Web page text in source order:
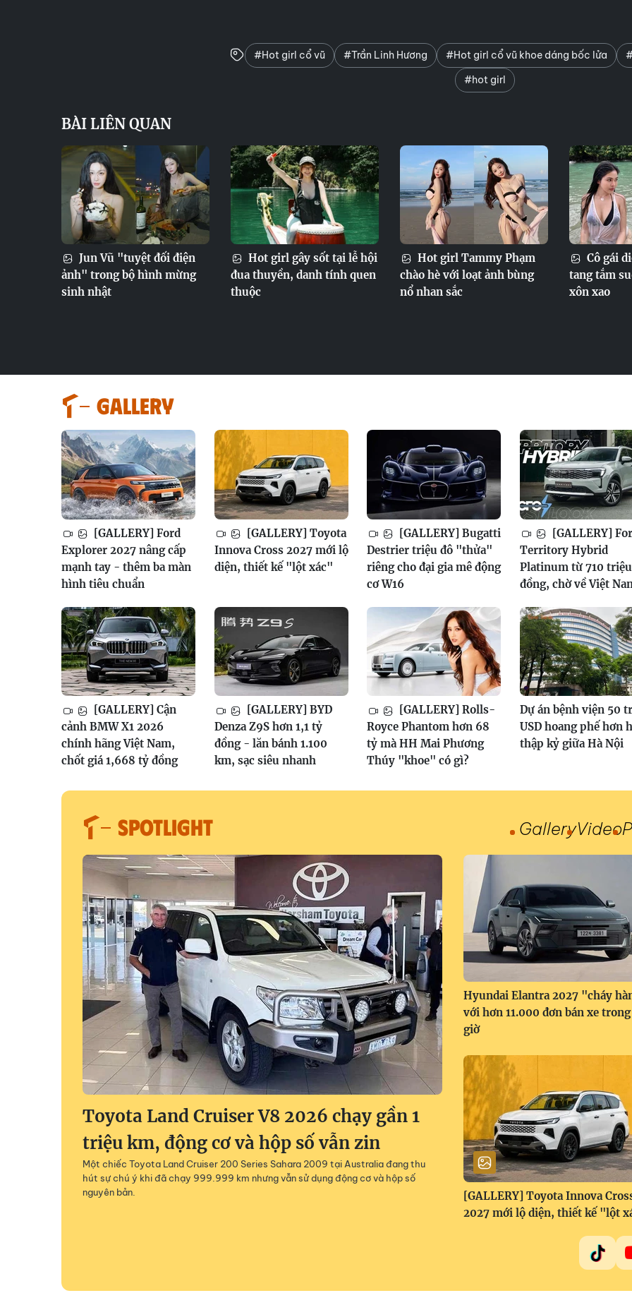
#Hot girl cổ vũ #Trần Linh Hương #Hot girl cổ vũ khoe dáng bốc lửa
#hot girl
BÀI LIÊN QUAN
Jun Vũ "tuyệt đối điện
ảnh" trong bộ hình mừng
sinh nhật
Hot girl gây sốt tại lễ hội
đua thuyền, danh tính quen
thuộc
Hot girl Tammy Phạm
chào hè với loạt ảnh bùng
nổ nhan sắc
Cô gái
tang tắm
xôn xao
GALLERY
[GALLERY] Ford
Explorer 2027 nâng cấp
mạnh tay - thêm ba màn
hình tiêu chuẩn
[GALLERY] Toyota
Innova Cross 2027 mới lộ
diện, thiết kế "lột xác"
[GALLERY] Bugatti
Destrier triệu đô "thửa"
riêng cho đại gia mê động
cơ W16
[GALLERY]
Territory Hybrid
Platinum từ 710 triệu
đồng, chờ về Việt
[GALLERY] Cận
cảnh BMW X1 2026
chính hãng Việt Nam,
chốt giá 1,668 tỷ đồng
[GALLERY] BYD
Denza Z9S hơn 1,1 tỷ
đồng - lăn bánh 1.100
km, sạc siêu nhanh
[GALLERY] Rolls-
Royce Phantom hơn 68
tỷ mà HH Mai Phương
Thúy "khoe" có gì?
Dự án bệnh viện 50
USD hoang phế hơn
thập kỷ giữa Hà Nội
SPOTLIGHT GalleryVideo
Toyota Land Cruiser V8 2026 chạy gần 1
triệu km, động cơ và hộp số vẫn zin
Một chiếc Toyota Land Cruiser 200 Series Sahara 2009 tại Australia đang thu
hút sự chú ý khi đã chạy 999.999 km nhưng vẫn sử dụng động cơ và hộp số
nguyên bản.
Hyundai Elantra 2027 "cháy
với hơn 11.000 đơn bán xe
giờ
[GALLERY] Toyota Innova
2027 mới lộ diện, thiết kế "lột